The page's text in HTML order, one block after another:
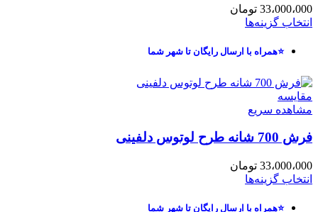
33،000،000 تومان
انتخاب گزینه‌ها
⭐همراه با ارسال رایگان تا شهر شما
مقایسه
مشاهده سریع
فرش 700 شانه طرح لوتوس دلفینی
33،000،000 تومان
انتخاب گزینه‌ها
⭐همراه با ارسال رایگان تا شهر شما